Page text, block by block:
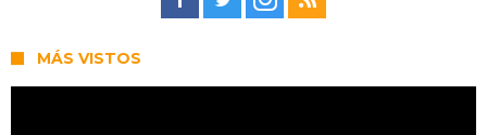
MÁS VISTOS